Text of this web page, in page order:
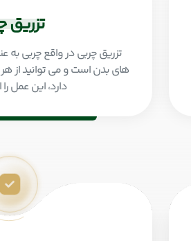
تزریق
تزریق چربی در واقع چربی
های بدن است و می توانید از
دارد، این عمل